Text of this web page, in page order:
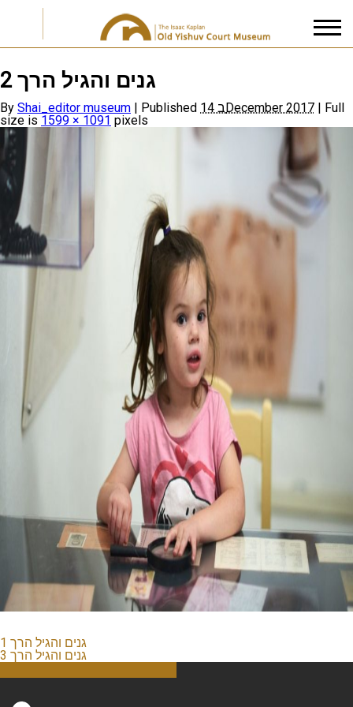
I accept the
גנים והגיל הרך 2
By Shai_editor museum | Published 14 בDecember 2017 | Full
size is 1599 × 1091 pixels
גנים והגיל הרך 1
גנים והגיל הרך 3